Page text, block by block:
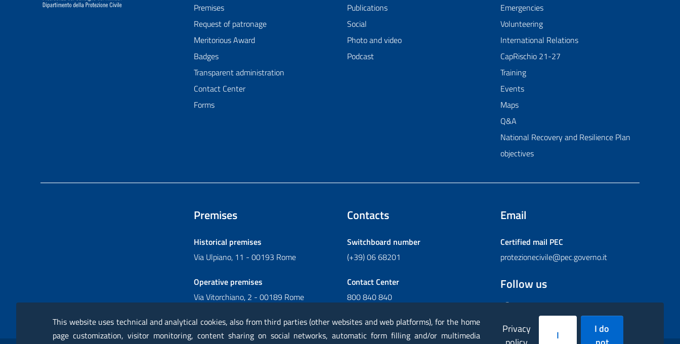
Premises
Request of patronage
Meritorious Award
Badges
Transparent administration
Contact Center
Forms
Publications
Social
Photo and video
Podcast
Emergencies
Volunteering
International Relations
CapRischio 21-27
Training
Events
Maps
Q&A
National Recovery and Resilience Plan
objectives
Premises
Historical premises
Via Ulpiano, 11 - 00193 Rome
Operative premises
Via Vitorchiano, 2 - 00189 Rome
Contacts
Switchboard number
(+39) 06 68201
Contact Center
800 840 840
Email
Certified mail PEC
protezionecivile@pec.governo.it
Follow us
FacebookInstagram
TwitterYouTubeFlickr
This website uses technical and analytical cookies, also from third parties (other websites and web platforms), for the home
page customization, visitor monitoring, content sharing on social networks, automatic form filling and/or multimedia
Privacy
I
I do